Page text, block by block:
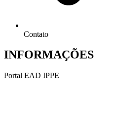
Contato
INFORMAÇÕES
Portal EAD IPPE